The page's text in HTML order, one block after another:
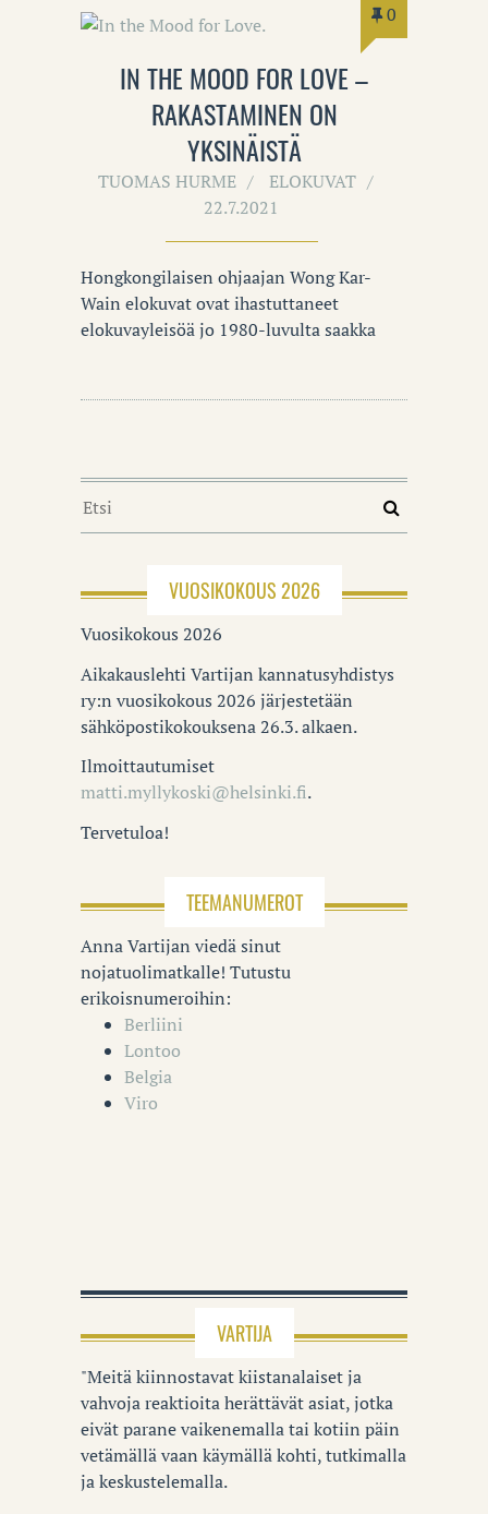
0
IN THE MOOD FOR LOVE –
RAKASTAMINEN ON
YKSINÄISTÄ
TUOMAS HURME
ELOKUVAT
22.7.2021
Hongkongilaisen ohjaajan Wong Kar-
Wain elokuvat ovat ihastuttaneet
elokuvayleisöä jo 1980-luvulta saakka
VUOSIKOKOUS 2026
Vuosikokous 2026
Aikakauslehti Vartijan kannatusyhdistys
ry:n vuosikokous 2026 järjestetään
sähköpostikokouksena 26.3. alkaen.
Ilmoittautumiset
matti.myllykoski@helsinki.fi.
Tervetuloa!
TEEMANUMEROT
Anna Vartijan viedä sinut
nojatuolimatkalle! Tutustu
erikoisnumeroihin:
Berliini
Lontoo
Belgia
Viro
VARTIJA
"Meitä kiinnostavat kiistanalaiset ja
vahvoja reaktioita herättävät asiat, jotka
eivät parane vaikenemalla tai kotiin päin
vetämällä vaan käymällä kohti, tutkimalla
ja keskustelemalla.